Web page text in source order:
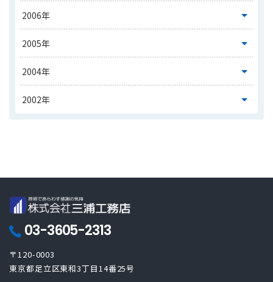
03-3605-2313
〒120-0003
東京都足立区東和3丁目14番25号